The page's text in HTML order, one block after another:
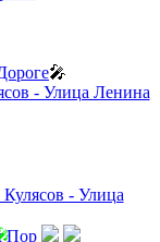
🎤
- Улица